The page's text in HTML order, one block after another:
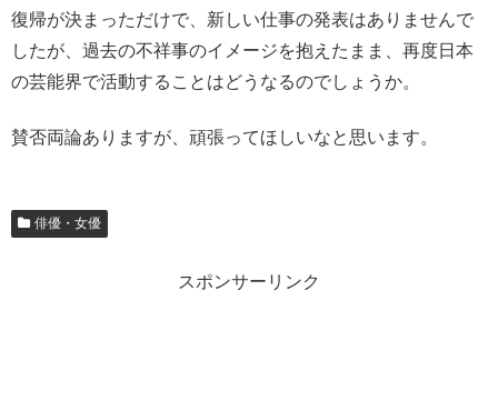
復帰が決まっただけで、新しい仕事の発表はありませんで
したが、過去の不祥事のイメージを抱えたまま、再度日本
の芸能界で活動することはどうなるのでしょうか。
賛否両論ありますが、頑張ってほしいなと思います。
俳優・女優
スポンサーリンク